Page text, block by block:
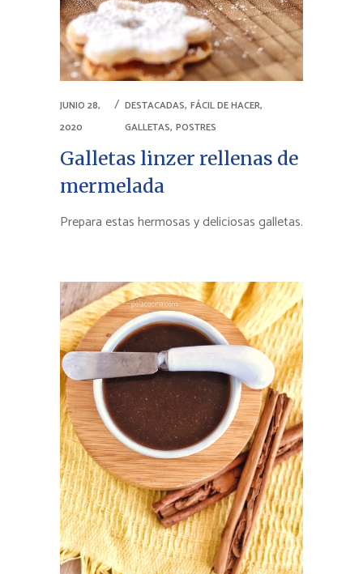
JUNIO 28,
2020
DESTACADAS,FÁCIL DE HACER,
GALLETAS,POSTRES
Galletas linzer rellenas de
mermelada
Prepara estas hermosas y deliciosas galletas.